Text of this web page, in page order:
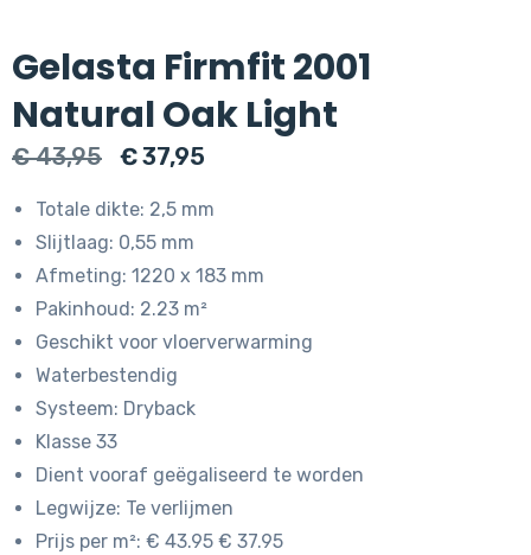
Gelasta Firmfit 2001
Natural Oak Light
€43,95
Oorspronkelijke
€ 43,95.
€37,95
€ 37,95.
Totale dikte: 2,5 mm
Slijtlaag: 0,55 mm
Afmeting: 1220 x 183 mm
Pakinhoud: 2.23 m²
Geschikt voor vloerverwarming
Waterbestendig
Systeem: Dryback
Klasse 33
Dient vooraf geëgaliseerd te worden
Legwijze: Te verlijmen
Prijs per m²: € 43.95 € 37.95